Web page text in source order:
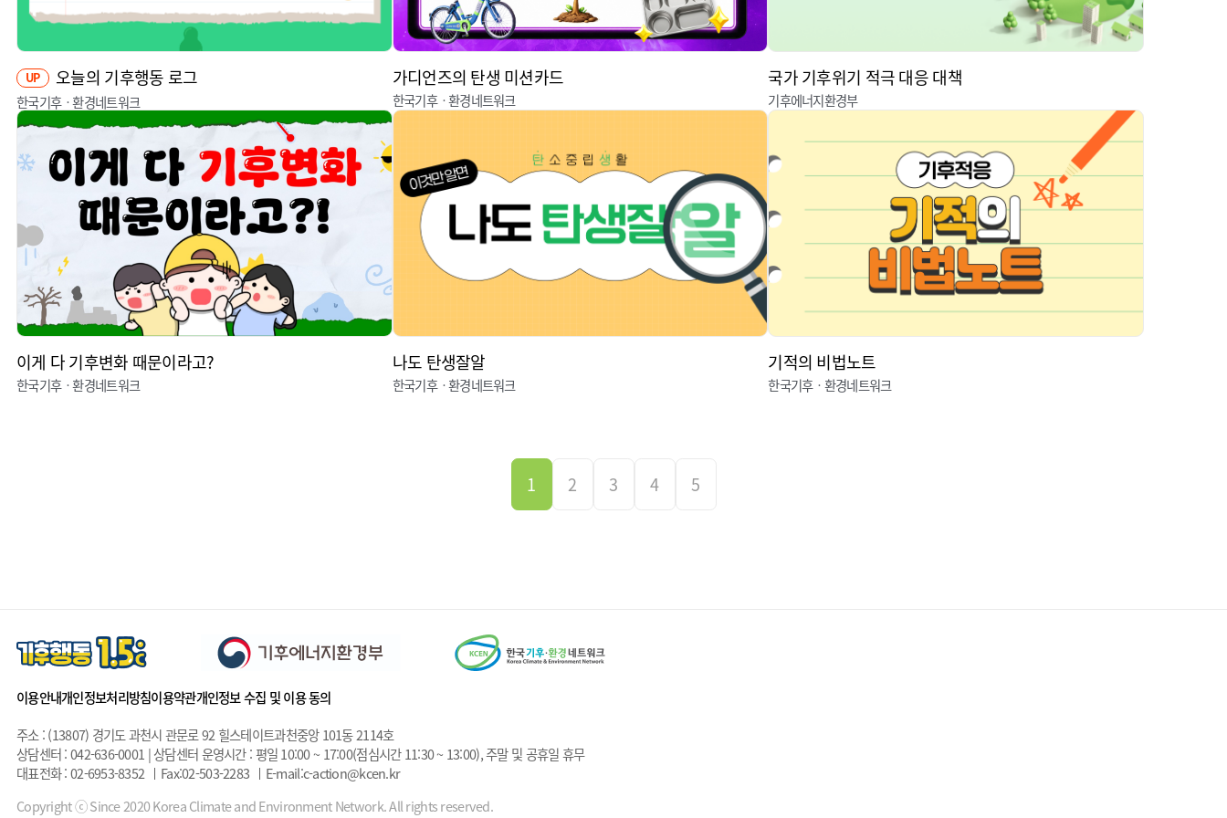
UP 오늘의 기후행동 로그
한국기후ㆍ환경네트워크
가디언즈의 탄생 미션카드
한국기후ㆍ환경네트워크
국가 기후위기 적극 대응 대책
기후에너지환경부
이게 다 기후변화 때문이라고?
한국기후ㆍ환경네트워크
나도 탄생잘알
한국기후ㆍ환경네트워크
기적의 비법노트
한국기후ㆍ환경네트워크
1 2 3 4 5
이용안내개인정보처리방침이용약관개인정보 수집 및 이용 동의
주소 : (13807) 경기도 과천시 관문로 92 힐스테이트과천중앙 101동 2114호
상담센터 : 042-636-0001 | 상담센터 운영시간 : 평일 10:00 ~ 17:00(점심시간 11:30 ~ 13:00), 주말 및 공휴일 휴무
대표전화 : 02-6953-8352
Fax:02-503-2283
E-mail:c-action@kcen.kr
Copyright ⓒ Since 2020 Korea Climate and Environment Network. All rights reserved.